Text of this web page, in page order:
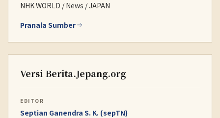
NHK WORLD / News / JAPAN
Pranala Sumber
Versi Berita.Jepang.org
EDITOR
Septian Ganendra S. K. (sepTN)